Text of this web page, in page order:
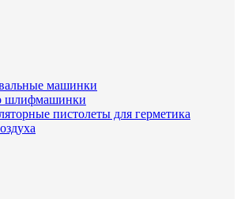
машинки
шлифмашинки
пистолеты для герметика